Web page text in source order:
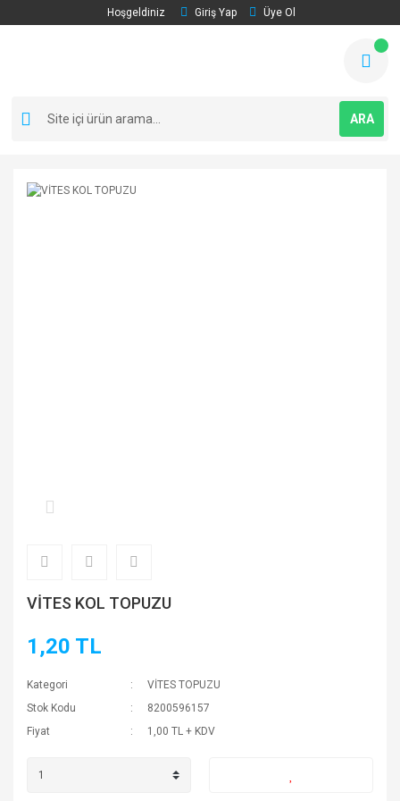
Hoşgeldiniz Giriş Yap Üye Ol
ARA
VİTES KOL TOPUZU
1,20 TL
Kategori
VİTES TOPUZU
Stok Kodu
8200596157
Fiyat
1,00 TL + KDV